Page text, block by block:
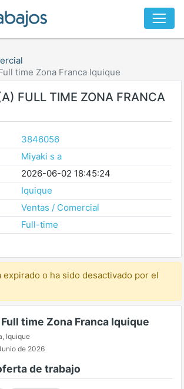
time Zona Franca Iquique
FULL TIME ZONA FRANCA
3846056
Miyaki s a
2026-06-02 18:45:24
Iquique
Ventas / Comercial
Full-time
expirado o ha sido desactivado por el
time Zona Franca Iquique
, Iquique
de 2026
de trabajo